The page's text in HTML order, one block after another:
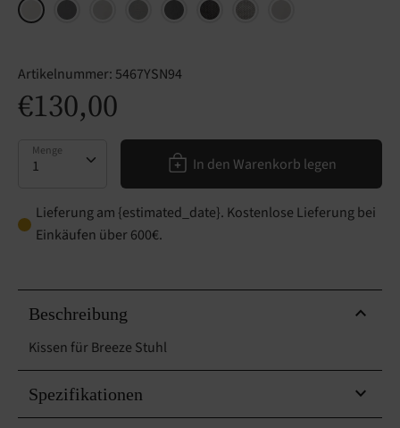
Artikelnummer: 5467YSN94
€130,00
Menge
Menge
In den Warenkorb legen
Lieferung am {estimated_date}. Kostenlose Lieferung bei
Einkäufen über 600€.
Beschreibung
Kissen für Breeze Stuhl
Spezifikationen